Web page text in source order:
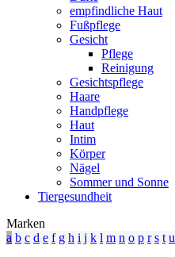
empfindliche Haut
Fußpflege
Gesicht
Pflege
Reinigung
Gesichtspflege
Haare
Handpflege
Haut
Intim
Körper
Nägel
Sommer und Sonne
Tiergesundheit
Marken
a b c d e f g h i j k l m n o p r s t u